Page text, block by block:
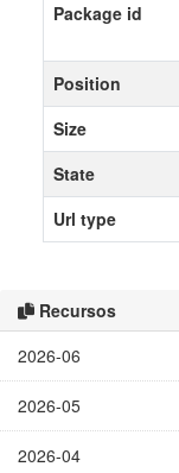
Recursos
2026-06
2026-05
2026-04
Package id
Position
Size
State
Url type